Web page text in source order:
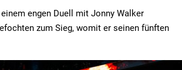
engen Duell mit Jonny Walker
zum Sieg, womit er seinen fünften